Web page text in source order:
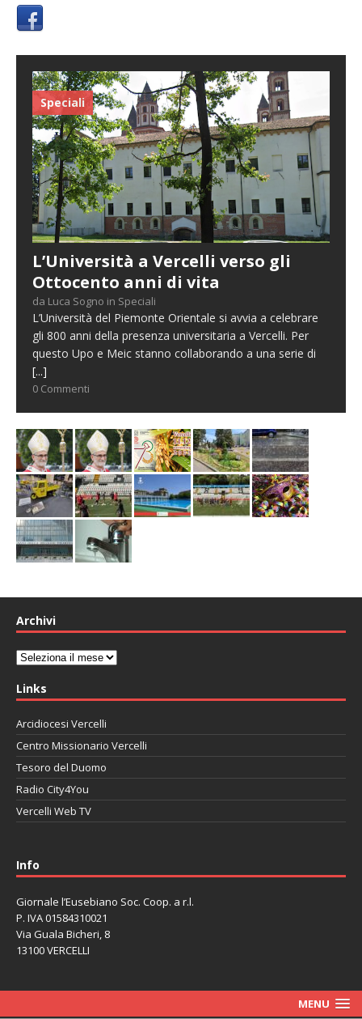
Speciali
L’Università a Vercelli verso gli
Ottocento anni di vita
da Luca Sogno in Speciali
L’Università del Piemonte Orientale si avvia a celebrare
gli 800 anni della presenza universitaria a Vercelli. Per
questo Upo e Meic stanno collaborando a una serie di
[...]
0 Commenti
Archivi
Archivi
Links
Arcidiocesi Vercelli
Centro Missionario Vercelli
Tesoro del Duomo
Radio City4You
Vercelli Web TV
Info
Giornale l’Eusebiano Soc. Coop. a r.l.
P. IVA 01584310021
Via Guala Bicheri, 8
13100 VERCELLI
MENU